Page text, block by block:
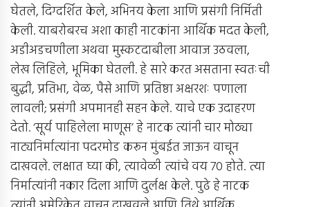
घेतले, दिग्दर्शित केले, अभिनय केला आणि प्रसंगी निर्मिती
केली. याबरोबरच अशा काही नाटकांना आर्थिक मदत केली,
अडीअडचणीला अथवा मुस्कटदाबीला आवाज उठवला,
लेख लिहिले, भूमिका घेतली. हे सारे करत असताना स्वतःची
बुद्धी, प्रतिभा, वेळ, पैसे आणि प्रतिष्ठा अक्षरशः पणाला
लावली; प्रसंगी अपमानही सहन केले. याचे एक उदाहरण
देतो. ‘सूर्य पाहिलेला माणूस’ हे नाटक त्यांनी चार मोठ्या
नाट्यनिर्मात्यांना पदरमोड करून मुंबईत जाऊन वाचून
दाखवले. लक्षात घ्या की, त्यावेळी त्यांचे वय 70 होते. त्या
निर्मात्यांनी नकार दिला आणि दुर्लक्ष केले. पुढे हे नाटक